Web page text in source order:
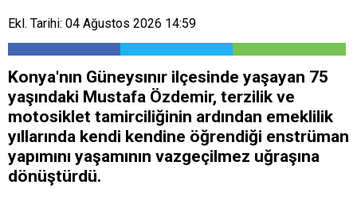
Ekl. Tarihi: 04 Ağustos 2026 14:59
Konya'nın Güneysınır ilçesinde yaşayan 75
yaşındaki Mustafa Özdemir, terzilik ve
motosiklet tamirciliğinin ardından emeklilik
yıllarında kendi kendine öğrendiği enstrüman
yapımını yaşamının vazgeçilmez uğraşına
dönüştürdü.